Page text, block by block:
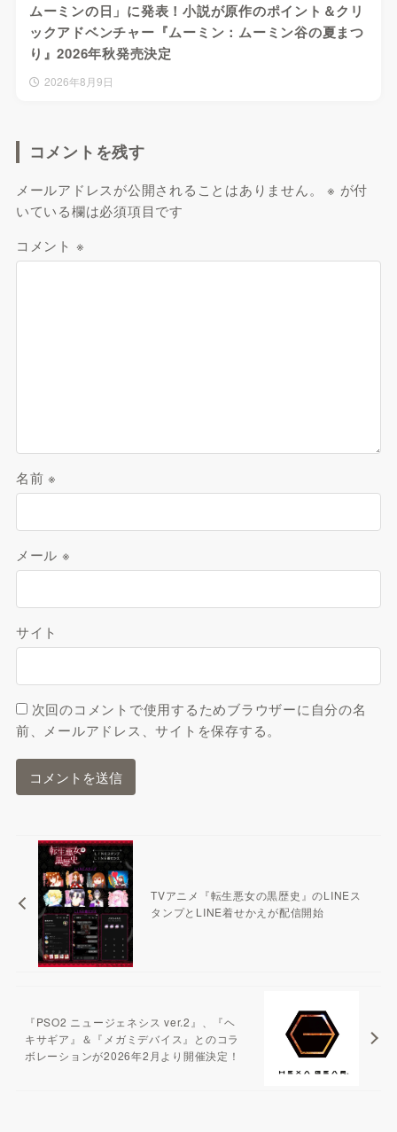
ムーミンの日」に発表！小説が原作のポイント＆クリ
ックアドベンチャー『ムーミン：ムーミン谷の夏まつ
り』2026年秋発売決定
2026年8月9日
コメントを残す
メールアドレスが公開されることはありません。 ※ が付
いている欄は必須項目です
コメント ※
名前※
メール ※
サイト
次回のコメントで使用するためブラウザーに自分の名
前、メールアドレス、サイトを保存する。
TVアニメ『転生悪女の黒歴史』のLINEス
タンプとLINE着せかえが配信開始
『PSO2 ニュージェネシス ver.2』、『ヘ
キサギア』＆『メガミデバイス』とのコラ
ボレーションが2026年2月より開催決定！